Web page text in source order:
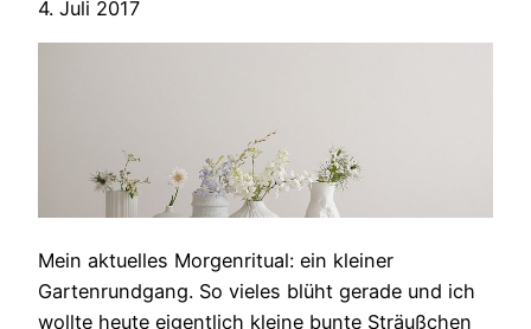
4. Juli 2017
Mein aktuelles Morgenritual: ein kleiner
Gartenrundgang. So vieles blüht gerade und ich
wollte heute eigentlich kleine bunte Sträußchen